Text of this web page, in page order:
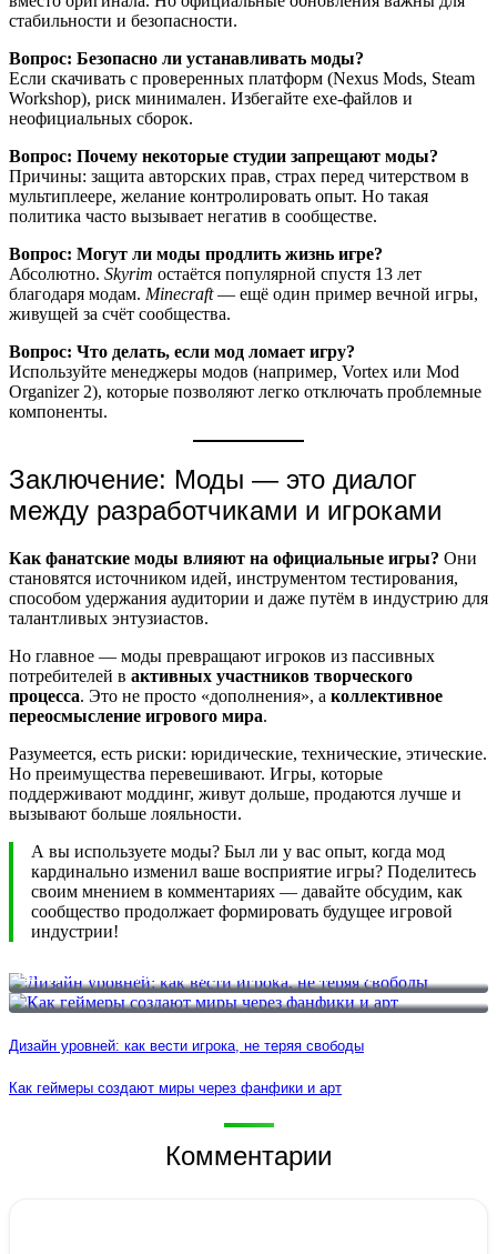
стабильности и безопасности.
Вопрос: Безопасно ли устанавливать моды?
Если скачивать с проверенных платформ (Nexus Mods, Steam
Workshop), риск минимален. Избегайте exe-файлов и
неофициальных сборок.
Вопрос: Почему некоторые студии запрещают моды?
Причины: защита авторских прав, страх перед читерством в
мультиплеере, желание контролировать опыт. Но такая
политика часто вызывает негатив в сообществе.
Вопрос: Могут ли моды продлить жизнь игре?
Абсолютно. Skyrim остаётся популярной спустя 13 лет
благодаря модам. Minecraft— ещё один пример вечной игры,
живущей за счёт сообщества.
Вопрос: Что делать, если мод ломает игру?
Используйте менеджеры модов (например, Vortex или Mod
Organizer 2), которые позволяют легко отключать проблемные
компоненты.
Заключение: Моды — это диалог
между разработчиками и игроками
Как фанатские моды влияют на официальные игры? Они
становятся источником идей, инструментом тестирования,
способом удержания аудитории и даже путём в индустрию для
талантливых энтузиастов.
Но главное — моды превращают игроков из пассивных
потребителей в активных участников творческого
процесса. Это не просто «дополнения», а коллективное
переосмысление игрового мира.
Разумеется, есть риски: юридические, технические, этические.
Но преимущества перевешивают. Игры, которые
поддерживают моддинг, живут дольше, продаются лучше и
вызывают больше лояльности.
А вы используете моды? Был ли у вас опыт, когда мод
кардинально изменил ваше восприятие игры? Поделитесь
своим мнением в комментариях — давайте обсудим, как
сообщество продолжает формировать будущее игровой
индустрии!
Как геймеры создают миры через фанфики и арт
Дизайн уровней: как вести игрока, не теряя свободы
Как геймеры создают миры через фанфики и арт
Комментарии